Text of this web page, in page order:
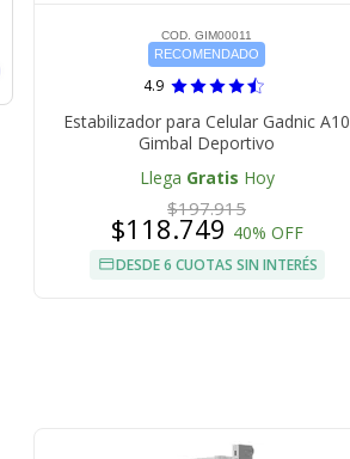
COD. GIM00011
RECOMENDADO
4.9
Estabilizador para Celular Gadnic A10
Gimbal Deportivo
Llega Gratis Hoy
$197.915
$118.749 40% OFF
DESDE 6 CUOTAS SIN INTERÉS